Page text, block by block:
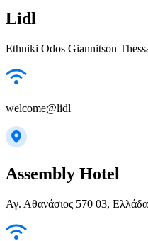
Lidl
Ethniki Odos Giannitson
welcome@lidl
Assembly Hotel
Αγ. Αθανάσιος 570 03, Ελλάδα